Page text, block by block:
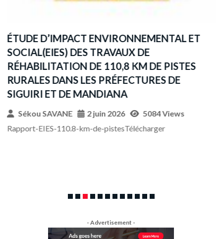
ÉTUDE D’IMPACT ENVIRONNEMENTAL ET
SOCIAL(EIES) DES TRAVAUX DE
RÉHABILITATION DE 110,8 KM DE PISTES
RURALES DANS LES PRÉFECTURES DE
SIGUIRI ET DE MANDIANA
Sékou SAVANE 2 juin 2026
5084 Views
Rapport-EIES-110.8-km-de-pistesTélécharger
- Advertisement -